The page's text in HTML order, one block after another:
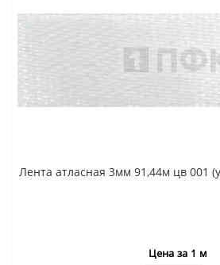
Лента атласная 3мм 91,44м цв 001
Цена за 1 м